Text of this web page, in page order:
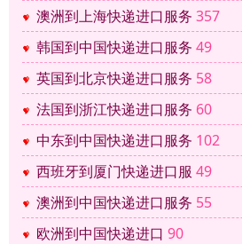
澳洲到上海快递进口服务 357
韩国到中国快递进口服务 49
英国到北京快递进口服务 58
法国到浙江快递进口服务 60
中东到中国快递进口服务 102
西班牙到厦门快递进口服 49
澳洲到中国快递进口服务 55
欧洲到中国快递进口 90